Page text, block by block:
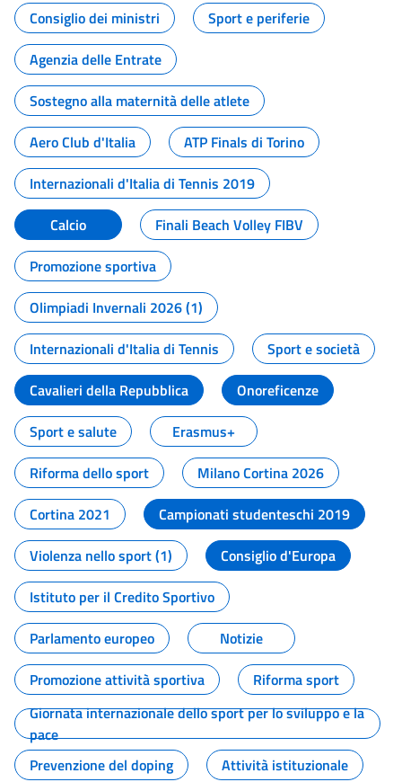
Consiglio dei ministri
Sport e periferie
Agenzia delle Entrate
Sostegno alla maternità delle atlete
Aero Club d'Italia
ATP Finals di Torino
Internazionali d'Italia di Tennis 2019
Calcio
Finali Beach Volley FIBV
Promozione sportiva
Olimpiadi Invernali 2026 (1)
Internazionali d'Italia di Tennis
Sport e società
Cavalieri della Repubblica
Onoreficenze
Sport e salute
Erasmus+
Riforma dello sport
Milano Cortina 2026
Cortina 2021
Campionati studenteschi 2019
Violenza nello sport (1)
Consiglio d'Europa
Istituto per il Credito Sportivo
Parlamento europeo
Notizie
Promozione attività sportiva
Riforma sport
Giornata internazionale dello sport per lo sviluppo e la
pace
Prevenzione del doping
Attività istituzionale